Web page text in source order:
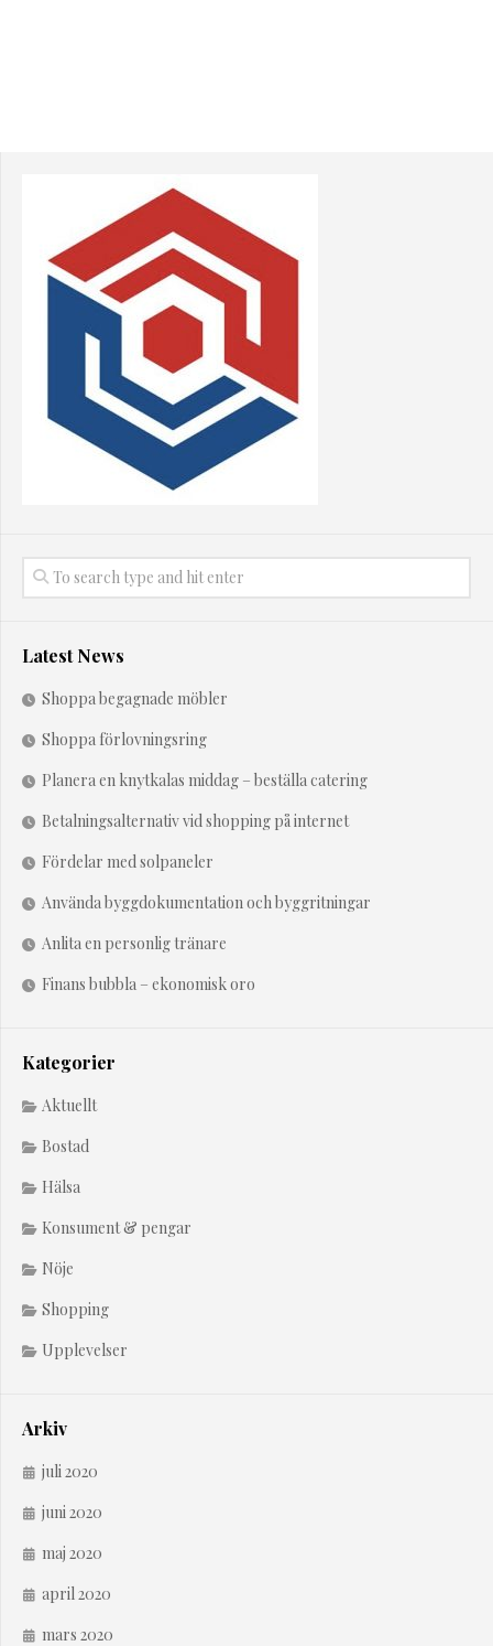
Latest News
Shoppa begagnade möbler
Shoppa förlovningsring
Planera en knytkalas middag – beställa catering
Betalningsalternativ vid shopping på internet
Fördelar med solpaneler
Använda byggdokumentation och byggritningar
Anlita en personlig tränare
Finans bubbla – ekonomisk oro
Kategorier
Aktuellt
Bostad
Hälsa
Konsument & pengar
Nöje
Shopping
Upplevelser
Arkiv
juli 2020
juni 2020
maj 2020
april 2020
mars 2020